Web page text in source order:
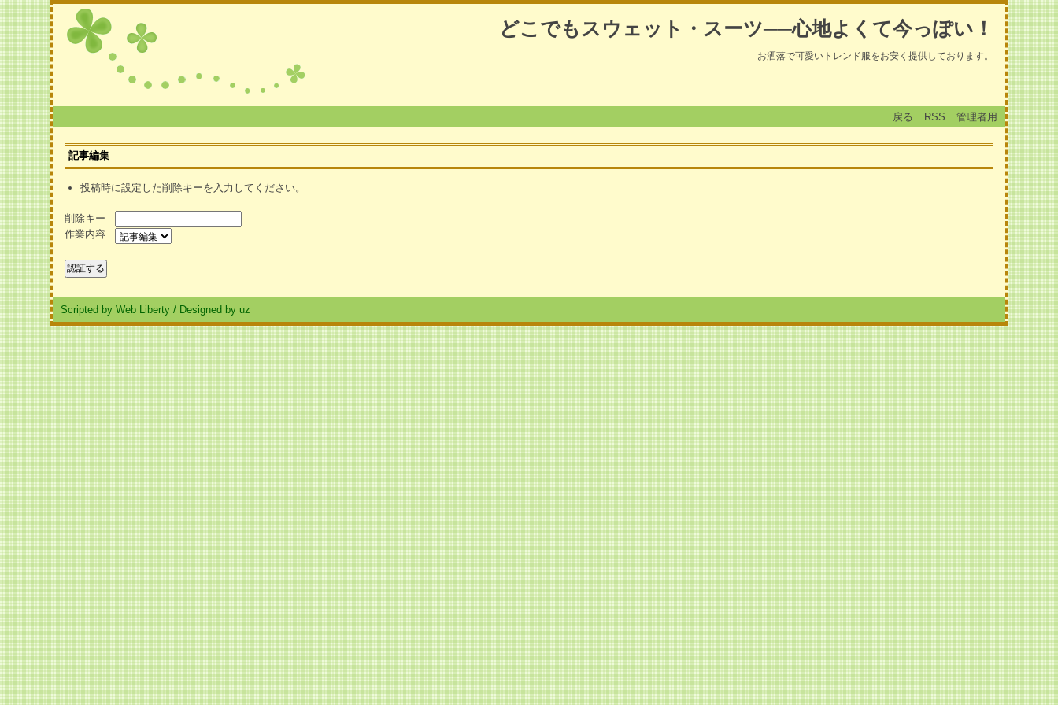
どこでもスウェット・スーツ──心地よくて今っぽい！
お洒落で可愛いトレンド服をお安く提供しております。
戻る RSS 管理者用
記事編集
投稿時に設定した削除キーを入力してください。
削除キー
作業内容
Scripted by Web Liberty / Designed by uz